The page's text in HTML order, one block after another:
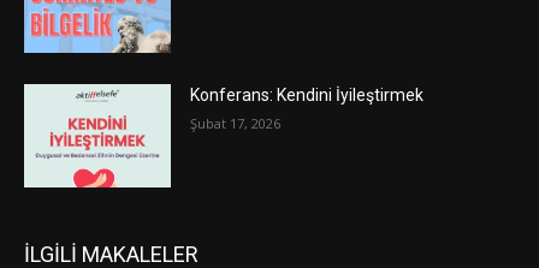
Konferans: Kendini İyileştirmek
Şubat 17, 2026
İLGİLİ MAKALELER